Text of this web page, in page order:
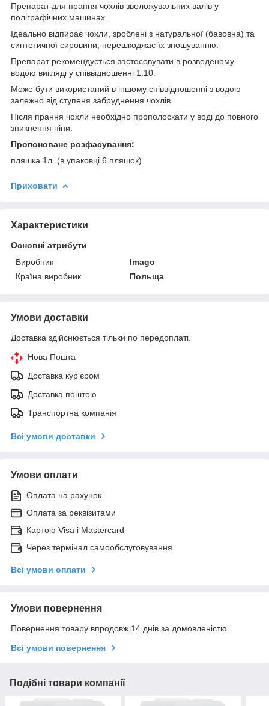
Препарат для прання чохлів зволожувальних валів у
поліграфічних машинах.
Ідеально відпирає чохли, зроблені з натуральної (бавовна) та
синтетичної сировини, перешкоджає їх зношуванню.
Препарат рекомендується застосовувати в розведеному
водою вигляді у співвідношенні 1:10.
Може бути використаний в іншому співвідношенні з водою
залежно від ступеня забруднення чохлів.
Після прання чохли необхідно прополоскати у воді до повного
зникнення піни.
Пропоноване розфасування:
пляшка 1л. (в упаковці 6 пляшок)
Приховати
Характеристики
Основні атрибути
Виробник
Imago
Країна виробник
Польща
Умови доставки
Доставка здійснюється тільки по передоплаті.
Нова Пошта
Доставка кур'єром
Доставка поштою
Транспортна компанія
Всі умови доставки
Умови оплати
Оплата на рахунок
Оплата за реквізитами
Картою Visa і Mastercard
Через термінал самообслуговування
Всі умови оплати
Умови повернення
Повернення товару впродовж 14 днів за домовленістю
Всі умови повернення
Подібні товари компанії